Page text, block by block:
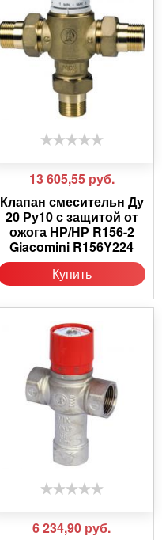
13 605,55 руб.
Клапан смесительн Ду
20 Ру10 с защитой от
ожога НР/НР R156-2
Giacomini R156Y224
Купить
6 234,90 руб.